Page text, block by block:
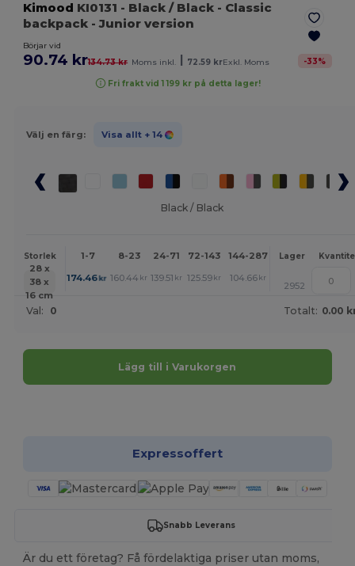
Kimood KI0131 - Black / Black - Classic
backpack - Junior version
Börjar vid
90.74 kr134.73 kr Moms inkl. 72.59 krExkl. Moms -33%
Fri frakt vid 1 199 kr på detta lager!
Välj en färg: Visa allt + 14
Black / Black
Storlek 1-7 8-23 24-71 72-143 144-287 288 + Mer
Lager
28 x
38 x
16 cm
174.46kr 160.44 kr 139.51 kr 125.59 kr 104.66 kr
2952
Val: 0 Totalt: 0.00
Lägg till i Varukorgen
Expressoffert
Snabb Leverans
Är du ett företag? Få fördelaktiga priser utan moms,